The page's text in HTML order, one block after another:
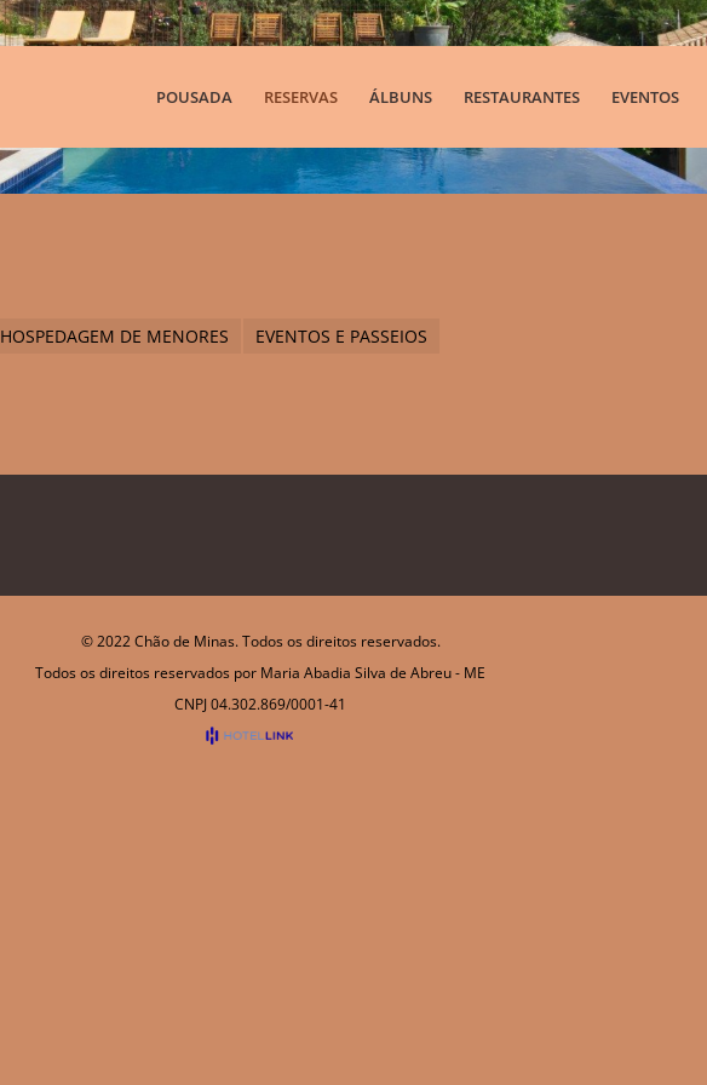
POUSADA RESERVAS ÁLBUNS RESTAURANTES EVENTOS
HOSPEDAGEM DE MENORES EVENTOS E PASSEIOS
© 2022 Chão de Minas. Todos os direitos reservados.
Todos os direitos reservados por Maria Abadia Silva de Abreu - ME
CNPJ 04.302.869/0001-41